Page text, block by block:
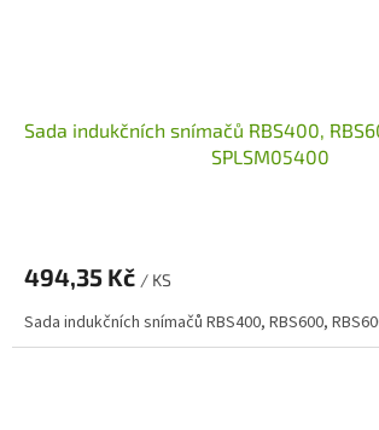
Sada indukčních snímačů RBS400,
SPLSM05400
494,35 Kč / KS
Sada indukčních snímačů RBS400, RBS600,